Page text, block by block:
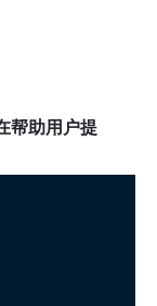
帮助用户提